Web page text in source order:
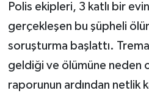
Polis ekipleri, 3 katlı bir
gerçekleşen bu şüpheli
soruşturma başlattı.
geldiği ve ölümüne neden
raporunun ardından netlik